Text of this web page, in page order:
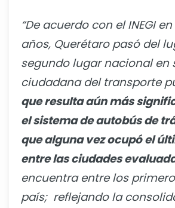
“De acuerdo con el INEGI
años, Querétaro pasó del
segundo lugar nacional en
ciudadana del transporte
que resulta aún más
el sistema de autobús de
que alguna vez ocupó el
entre las ciudades
encuentra entre los
país; reflejando la